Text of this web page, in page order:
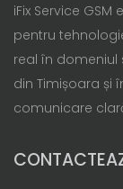
iFix Service
pentru
real în domeniul
din Timișoara și
comunicare